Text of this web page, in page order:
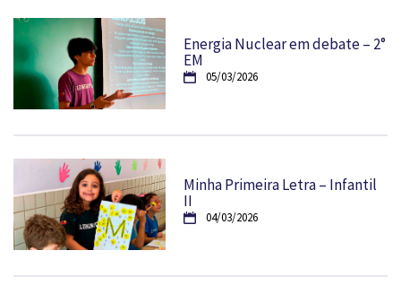
Energia Nuclear em debate – 2°
EM
05/03/2026
Minha Primeira Letra – Infantil
II
04/03/2026